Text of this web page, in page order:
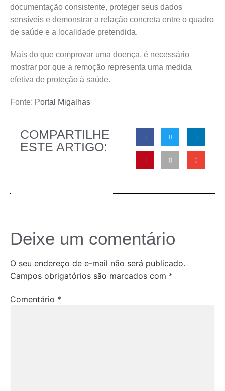
documentação consistente, proteger seus dados
sensíveis e demonstrar a relação concreta entre o quadro
de saúde e a localidade pretendida.
Mais do que comprovar uma doença, é necessário
mostrar por que a remoção representa uma medida
efetiva de proteção à saúde.
Fonte: Portal Migalhas
COMPARTILHE
ESTE ARTIGO:
Deixe um comentário
O seu endereço de e-mail não será publicado.
Campos obrigatórios são marcados com *
Comentário *